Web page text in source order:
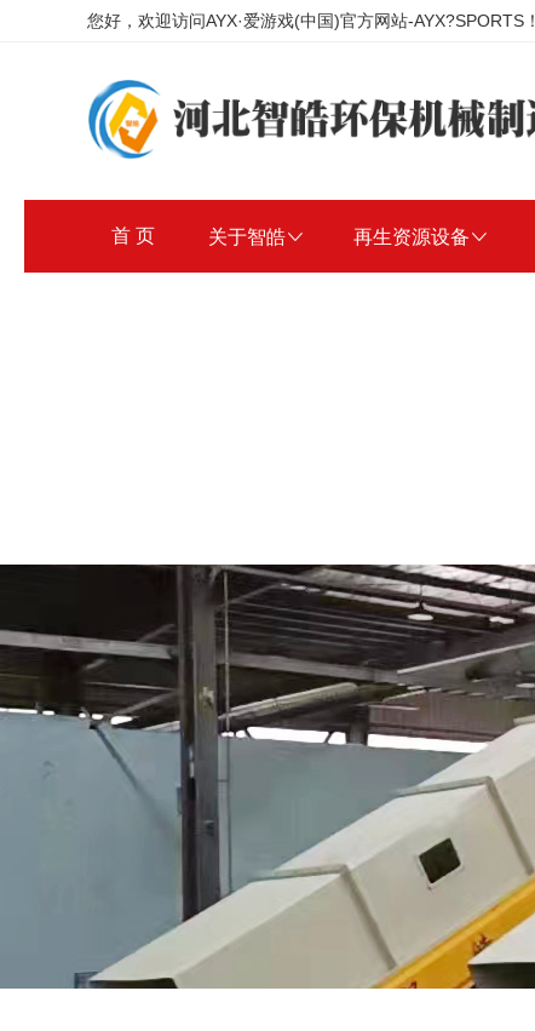
您好，欢迎访问AYX·爱游戏(中国)官方网站-AYX?SPORTS！
首 页 关于智皓 再生资源设备